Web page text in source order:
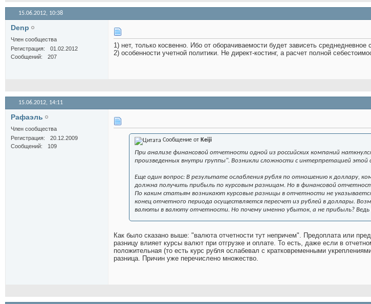
15.06.2012, 10:38
Denp
Член сообщества
Регистрация
01.02.2012
Сообщений
207
1) нет, только косвенно. Ибо от оборачиваемости будет зависеть
2) особенности учетной политики. Не директ-костинг, а расчет полной
15.06.2012, 14:11
Рафаэль
Член сообщества
Регистрация
20.12.2009
Сообщений
109
Сообщение от Keiji
При анализе финансовой отчетности одной из российских компаний
произведенных внутри группы". Возникли сложности с интерпретацией
Еще один вопрос: В результате ослабления рубля по отношению к доллару,
должна получить прибыль по курсовым разницам. Но в финансовой
По каким статьям возникают курсовые разницы в отчетности не
конец отчетного периода осуществляется пересчет из рублей в доллары.
валюты в валюту отчетности. Но почему именно убыток, а не прибыль?
Как было сказано выше: "валюта отчетности тут непричем". Предоплата или
разницу влияет курсы валют при отгрузке и оплате. То есть, даже если в
положительная (то есть курс рубля ослабевал с кратковременными
разница. Причин уже перечислено множество.